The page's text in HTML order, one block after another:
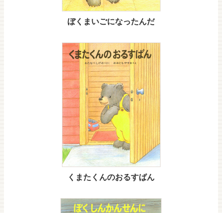
ぼくまいごになったんだ
くまたくんのおるすばん